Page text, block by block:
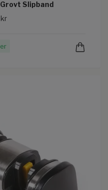
Slipband